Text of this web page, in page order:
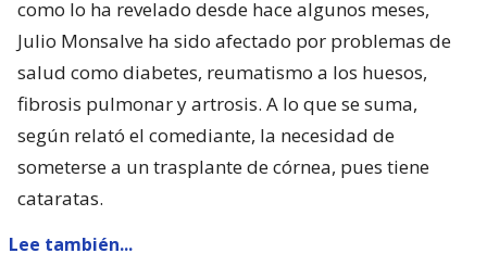
como lo ha revelado desde hace algunos meses,
Julio Monsalve ha sido afectado por problemas de
salud como diabetes, reumatismo a los huesos,
fibrosis pulmonar y artrosis. A lo que se suma,
según relató el comediante, la necesidad de
someterse a un trasplante de córnea, pues tiene
cataratas.
Lee también...